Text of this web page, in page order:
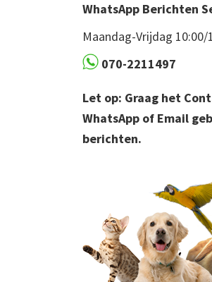
WhatsApp Berichten
Maandag-Vrijdag 10:00/
070-2211497
Let op: Graag het
WhatsApp of Email
berichten.